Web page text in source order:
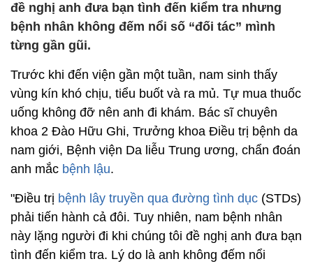
đề nghị anh đưa bạn tình đến kiểm tra nhưng
bệnh nhân không đếm nổi số “đối tác” mình
từng gần gũi.
Trước khi đến viện gần một tuần, nam sinh thấy
vùng kín khó chịu, tiểu buốt và ra mủ. Tự mua thuốc
uống không đỡ nên anh đi khám. Bác sĩ chuyên
khoa 2 Đào Hữu Ghi, Trưởng khoa Điều trị bệnh da
nam giới, Bệnh viện Da liễu Trung ương, chẩn đoán
anh mắc bệnh lậu.
"Điều trị bệnh lây truyền qua đường tình dục (STDs)
phải tiến hành cả đôi. Tuy nhiên, nam bệnh nhân
này lặng người đi khi chúng tôi đề nghị anh đưa bạn
tình đến kiểm tra. Lý do là anh không đếm nổi